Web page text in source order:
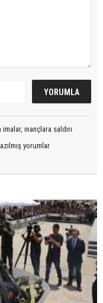
inançlara saldırı
yorumlar